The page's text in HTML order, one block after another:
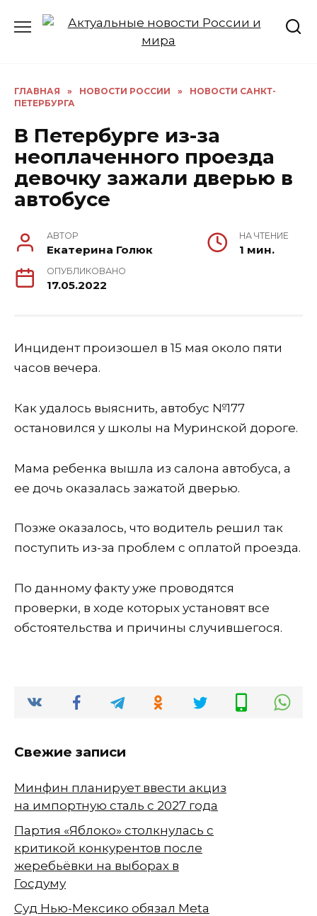
ГЛАВНАЯ » НОВОСТИ РОССИИ »
НОВОСТИ САНКТ-
ПЕТЕРБУРГА
В Петербурге из-за
неоплаченного проезда
девочку зажали дверью в
автобусе
АВТОР
Екатерина Голюк
НА ЧТЕНИЕ
1 мин.
ОПУБЛИКОВАНО
17.05.2022
Инцидент произошел в 15 мая около пяти
часов вечера.
Как удалось выяснить, автобус №177
остановился у школы на Муринской дороге.
Мама ребенка вышла из салона автобуса, а
ее дочь оказалась зажатой дверью.
Позже оказалось, что водитель решил так
поступить из-за проблем с оплатой проезда.
По данному факту уже проводятся
проверки, в ходе которых установят все
обстоятельства и причины случившегося.
Свежие записи
Минфин планирует ввести акциз
на импортную сталь с 2027 года
Партия «Яблоко» столкнулась с
критикой конкурентов после
жеребьёвки на выборах в
Госдуму
Суд Нью-Мексико обязал Meta